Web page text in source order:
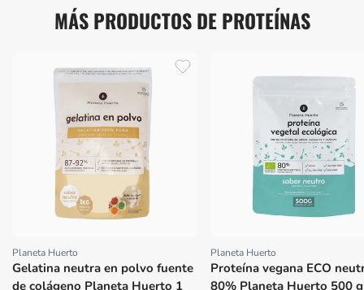
MÁS PRODUCTOS DE PROTEÍNAS
Proveedor:
Planeta Huerto
Gelatina neutra en polvo fuente
de colágeno Planeta Huerto 1
Proveedor:
Planeta Huerto
Proteína vegana ECO
80% Planeta Huerto 500 g